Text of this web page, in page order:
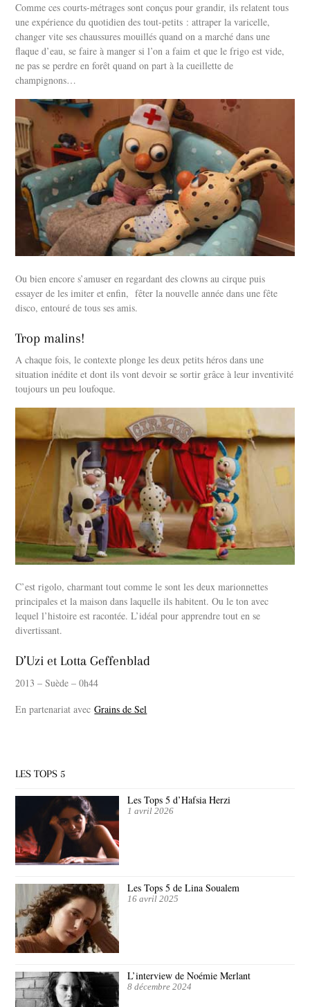
Comme ces courts-métrages sont conçus pour grandir, ils relatent tous
une expérience du quotidien des tout-petits : attraper la varicelle,
changer vite ses chaussures mouillés quand on a marché dans une
flaque d’eau, se faire à manger si l’on a faim et que le frigo est vide,
ne pas se perdre en forêt quand on part à la cueillette de
champignons…
Ou bien encore s’amuser en regardant des clowns au cirque puis
essayer de les imiter et enfin, fêter la nouvelle année dans une fête
disco, entouré de tous ses amis.
Trop malins!
A chaque fois, le contexte plonge les deux petits héros dans une
situation inédite et dont ils vont devoir se sortir grâce à leur inventivité
toujours un peu loufoque.
C’est rigolo, charmant tout comme le sont les deux marionnettes
principales et la maison dans laquelle ils habitent. Ou le ton avec
lequel l’histoire est racontée. L’idéal pour apprendre tout en se
divertissant.
D’Uzi et Lotta Geffenblad
2013 – Suède – 0h44
En partenariat avecGrains de Sel
LES TOPS 5
Les Tops 5 d’Hafsia Herzi
1 avril 2026
Les Tops 5 de Lina Soualem
16 avril 2025
L’interview de Noémie Merlant
8 décembre 2024